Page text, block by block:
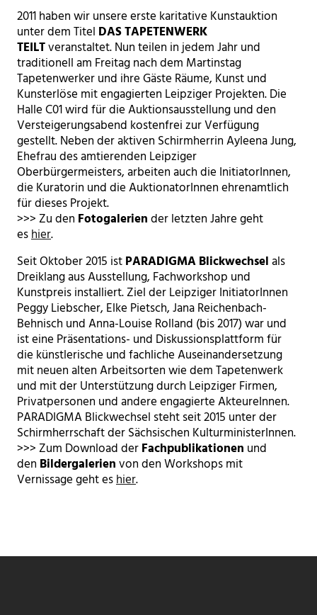
2011 haben wir unsere erste karitative Kunstauktion
unter dem Titel DAS TAPETENWERK
TEILTveranstaltet. Nun teilen in jedem Jahr und
traditionell am Freitag nach dem Martinstag
Tapetenwerker und ihre Gäste Räume, Kunst und
Kunsterlöse mit engagierten Leipziger Projekten. Die
Halle C01 wird für die Auktionsausstellung und den
Versteigerungsabend kostenfrei zur Verfügung
gestellt. Neben der aktiven Schirmherrin Ayleena Jung,
Ehefrau des amtierenden Leipziger
Oberbürgermeisters, arbeiten auch die InitiatorInnen,
die Kuratorin und die AuktionatorInnen ehrenamtlich
für dieses Projekt.
>>> Zu den Fotogaleriender letzten Jahre geht
eshier.
Seit Oktober 2015 istPARADIGMA Blickwechselals
Dreiklang aus Ausstellung, Fachworkshop und
Kunstpreis installiert. Ziel der Leipziger InitiatorInnen
Peggy Liebscher, Elke Pietsch, Jana Reichenbach-
Behnisch und Anna-Louise Rolland (bis 2017) war und
ist eine Präsentations- und Diskussionsplattform für
die künstlerische und fachliche Auseinandersetzung
mit neuen alten Arbeitsorten wie dem Tapetenwerk
und mit der Unterstützung durch Leipziger Firmen,
Privatpersonen und andere engagierte AkteureInnen.
PARADIGMA Blickwechsel steht seit 2015 unter der
Schirmherrschaft der Sächsischen KulturministerInnen.
>>> Zum Download derFachpublikationen und
den Bildergalerienvon den Workshops mit
Vernissage geht eshier.